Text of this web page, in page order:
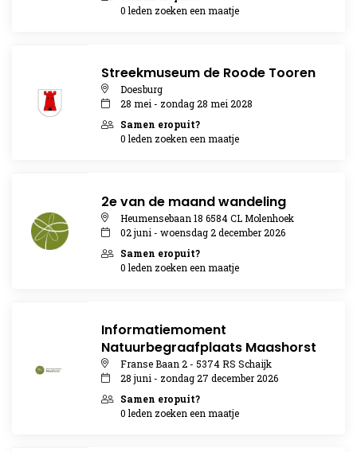
0 leden zoeken een maatje
Streekmuseum de Roode Tooren
Doesburg
28 mei - zondag 28 mei 2028
Samen eropuit?
0 leden zoeken een maatje
2e van de maand wandeling
Heumensebaan 18 6584 CL Molenhoek
02 juni - woensdag 2 december 2026
Samen eropuit?
0 leden zoeken een maatje
Informatiemoment
Natuurbegraafplaats Maashorst
Franse Baan 2 - 5374 RS Schaijk
28 juni - zondag 27 december 2026
Samen eropuit?
0 leden zoeken een maatje